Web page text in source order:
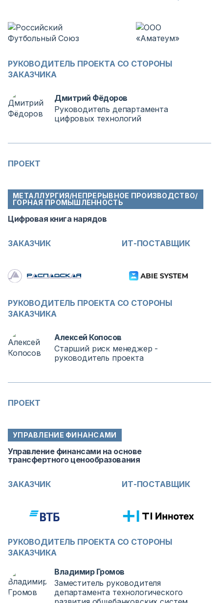
РУКОВОДИТЕЛЬ ПРОЕКТА СО СТОРОНЫ
ЗАКАЗЧИКА
Дмитрий Фёдоров
Руководитель департамента
цифровых технологий
ПРОЕКТ
МЕТАЛЛУРГИЯ/НЕПРЕРЫВНОЕ ПРОИЗВОДСТВО/
ГОРНАЯ ПРОМЫШЛЕННОСТЬ
Цифровая книга нарядов
ЗАКАЗЧИК ИТ-ПОСТАВЩИК
РУКОВОДИТЕЛЬ ПРОЕКТА СО СТОРОНЫ
ЗАКАЗЧИКА
Алексей Копосов
Старший риск менеджер -
руководитель проекта
ПРОЕКТ
УПРАВЛЕНИЕ ФИНАНСАМИ
Управление финансами на основе
трансфертного ценообразования
ЗАКАЗЧИК ИТ-ПОСТАВЩИК
РУКОВОДИТЕЛЬ ПРОЕКТА СО СТОРОНЫ
ЗАКАЗЧИКА
Владимир Громов
Заместитель руководителя
департамента технологического